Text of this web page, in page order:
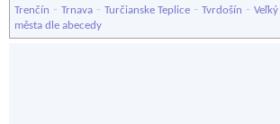
Trenčín - Trnava - Turčianske Teplice - Tvrdošín -
města dle abecedy